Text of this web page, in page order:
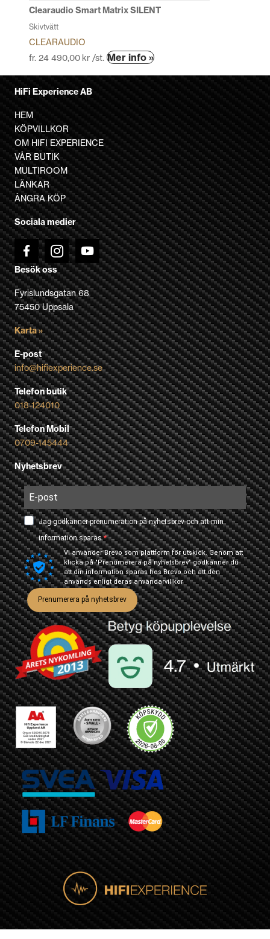
produktsidan
Clearaudio Smart Matrix SILENT
Skivtvätt
CLEARAUDIO
fr. 24 490,00 kr /st. Mer info »Den
varianter.
De
olika
alternativen
kan
väljas
på
produktsidan
HiFi Experience AB
HEM
KÖPVILLKOR
OM HIFI EXPERIENCE
VÅR BUTIK
MULTIROOM
LÄNKAR
ÅNGRA KÖP
Sociala medier
Besök oss
Fyrislundsgatan 68
75450 Uppsala
Karta »
E-post
info@hifiexperience.se
Telefon butik
018-124010
Telefon Mobil
0709-145444
Nyhetsbrev
Jag godkänner prenumeration på nyhetsbrev och att min
information sparas.
Vi använder Brevo som plattform för utskick. Genom att
klicka på "Prenumerera på nyhetsbrev" godkänner du
att din information sparas hos Brevo och att den
används enligt derasanvändarvillkor
Prenumerera på nyhetsbrev